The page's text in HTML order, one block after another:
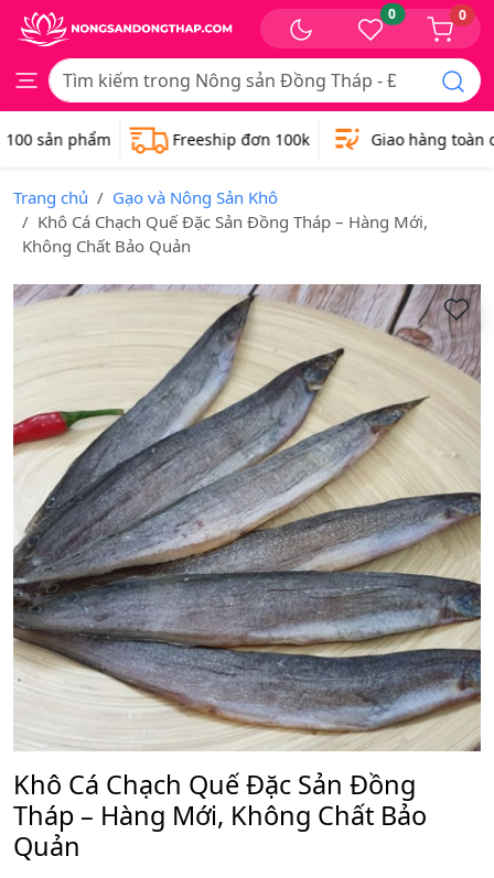
0 0
sản phẩm Freeship đơn 100k Giao hàng toàn
Trang chủ
Gạo và Nông Sản Khô
Khô Cá Chạch Quế Đặc Sản Đồng Tháp – Hàng Mới,
Không Chất Bảo Quản
Khô Cá Chạch Quế Đặc Sản Đồng
Tháp – Hàng Mới, Không Chất Bảo
Quản